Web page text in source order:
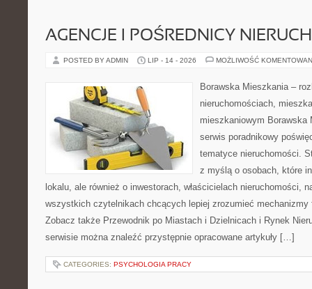
AGENCJE I POŚREDNICY
POSTED BY ADMIN LIP - 14 - 2026 MOŻLIWOŚĆ
Borawska Mieszkania –
nieruchomościach,
mieszkaniowym Borawska
serwis poradnikowy
tematyce nieruchomości.
z myślą o osobach, które
lokalu, ale również o inwestorach, właścicielach nieruchomości,
wszystkich czytelnikach chcących lepiej zrozumieć mechanizmy
Zobacz także Przewodnik po Miastach i Dzielnicach i Rynek
serwisie można znaleźć przystępnie opracowane artykuły […]
CATEGORIES: PSYCHOLOGIA PRACY